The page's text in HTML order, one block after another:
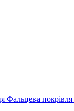
Фальцева покрівля